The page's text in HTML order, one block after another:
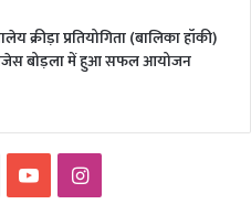
क्रीड़ा प्रतियोगिता (बालिका हॉकी)
सेजेस बोड़ला में हुआ सफल आयोजन
YouTubeInstagram